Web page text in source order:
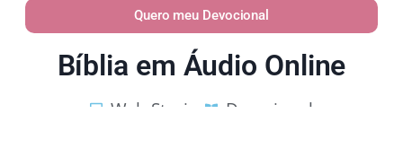
Quero meu Devocional
Bíblia em Áudio Online
Web Stories
Devocional